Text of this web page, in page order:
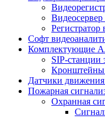
Софт
Комплектующие
SIP-
Датчики
Пожарная
Охранная